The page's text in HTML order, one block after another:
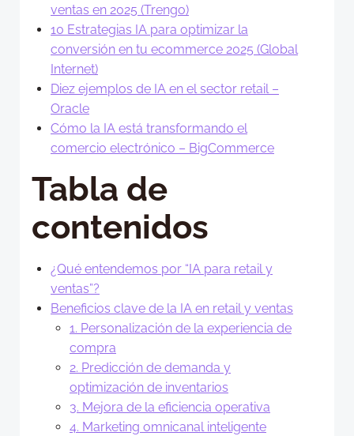
ventas en 2025 (Trengo)
10 Estrategias IA para optimizar la
conversión en tu ecommerce 2025 (Global
Internet)
Diez ejemplos de IA en el sector retail –
Oracle
Cómo la IA está transformando el
comercio electrónico – BigCommerce
Tabla de
contenidos
¿Qué entendemos por “IA para retail y
ventas”?
Beneficios clave de la IA en retail y ventas
1. Personalización de la experiencia de
compra
2. Predicción de demanda y
optimización de inventarios
3. Mejora de la eficiencia operativa
4. Marketing omnicanal inteligente